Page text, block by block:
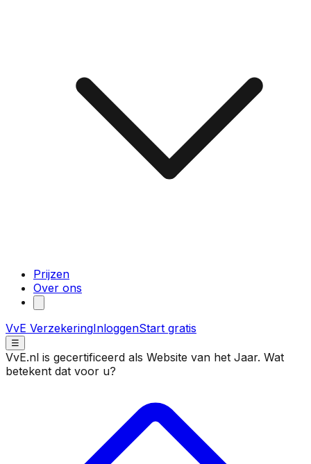
Prijzen
Over ons
VvE VerzekeringInloggenStart gratis
☰
VvE.nl is gecertificeerd als Website van het Jaar. Wat
betekent dat voor u?